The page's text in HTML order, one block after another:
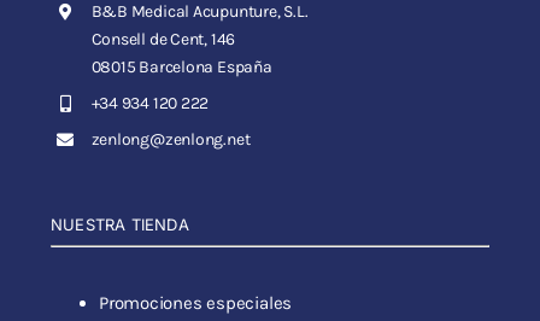
B&B Medical Acupunture, S.L.
Consell de Cent, 146
08015 Barcelona España
+34 934 120 222
zenlong@zenlong.net
NUESTRA TIENDA
Promociones especiales